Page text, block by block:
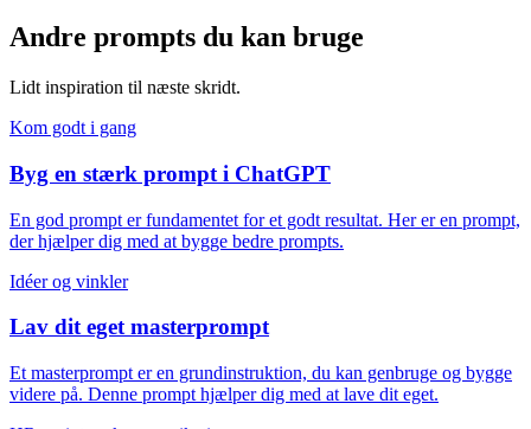
Andre prompts du kan bruge
Lidt inspiration til næste skridt.
Kom godt i gang
Byg en stærk prompt i ChatGPT
En god prompt er fundamentet for et godt resultat. Her er en prompt,
der hjælper dig med at bygge bedre prompts.
Idéer og vinkler
Lav dit eget masterprompt
Et masterprompt er en grundinstruktion, du kan genbruge og bygge
videre på. Denne prompt hjælper dig med at lave dit eget.